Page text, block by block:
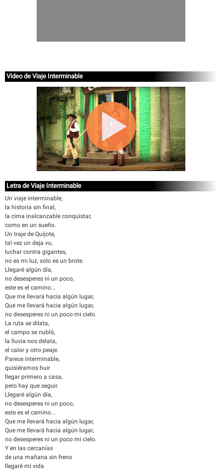
Video de Viaje Interminable
Letra de Viaje Interminable
Un viaje interminable,
la historia sin final,
la cima inalcanzable conquistar,
como en un sueño.
Un traje de Quijote,
tal vez un deja vu,
luchar contra gigantes,
no es mi luz, solo es un brote.
Llegaré algún día,
no desesperes ni un poco,
este es el camino...
Que me llevará hacia algún lugar,
Que me llevará hacia algún lugar,
no desesperes ni un poco mi cielo.
La ruta se dilata,
el campo se nubló,
la lluvia nos delata,
el calor y otro peaje.
Parece interminable,
quisiéramos huir
llegar primero a casa,
pero hay que seguir.
Llegaré algún día,
no desesperes ni un poco,
este es el camino...
Que me llevará hacia algún lugar,
Que me llevará hacia algún lugar,
no desesperes ni un poco mi cielo.
Y en las cercanías
de una mañana sin freno
llegaré mi vida